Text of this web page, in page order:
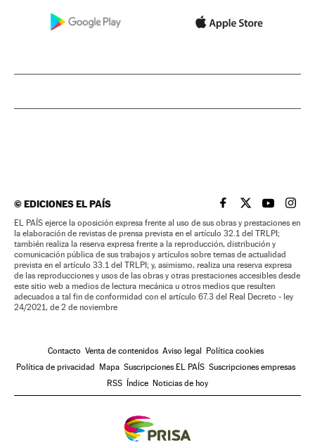
©EDICIONES EL PAÍS EL PAÍS BRASIL EN
EL PAÍSEL PAÍS
EL
EL PAÍS ejerce la oposición expresa frente al uso de sus obras y prestaciones en
la elaboración de revistas de prensa prevista en el artículo 32.1 del TRLPI;
también realiza la reserva expresa frente a la reproducción, distribución y
comunicación pública de sus trabajos y artículos sobre temas de actualidad
prevista en el artículo 33.1 del TRLPI; y, asimismo, realiza una reserva expresa
de las reproducciones y usos de las obras y otras prestaciones accesibles desde
este sitio web a medios de lectura mecánica u otros medios que resulten
adecuados a tal fin de conformidad con el artículo 67.3 del Real Decreto - ley
24/2021, de 2 de noviembre
Contacto Venta de contenidos Aviso legal Política cookies
Política de privacidad Mapa Suscripciones EL PAÍS Suscripciones empresas
RSS Índice Noticias de hoy